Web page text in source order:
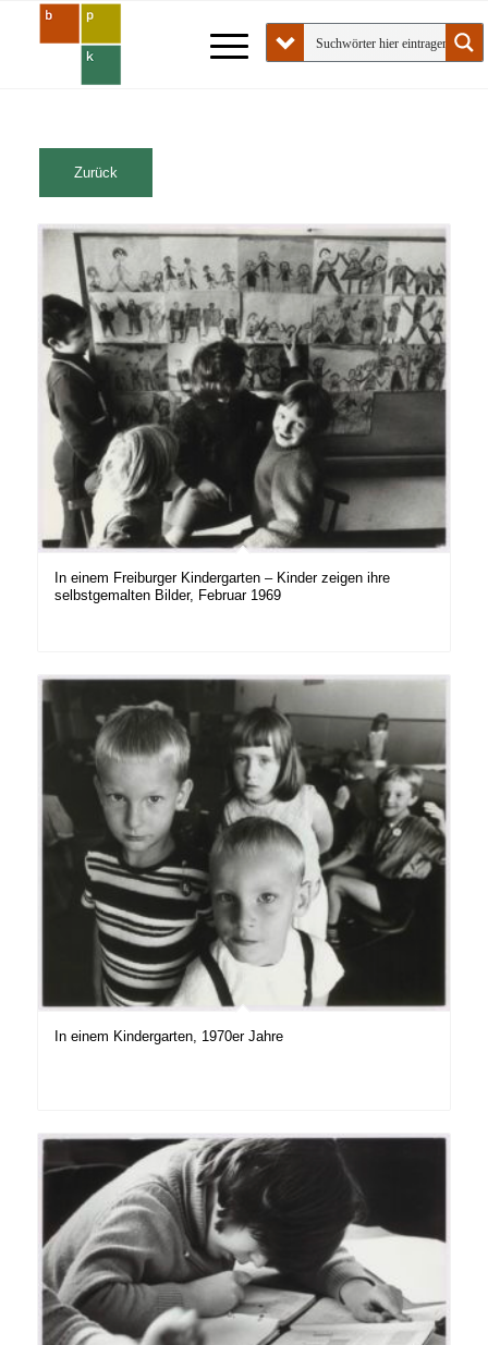
In einem Freiburger Kindergarten – Kinder zeigen ihre
selbstgemalten Bilder, Februar 1969
In einem Kindergarten, 1970er Jahre